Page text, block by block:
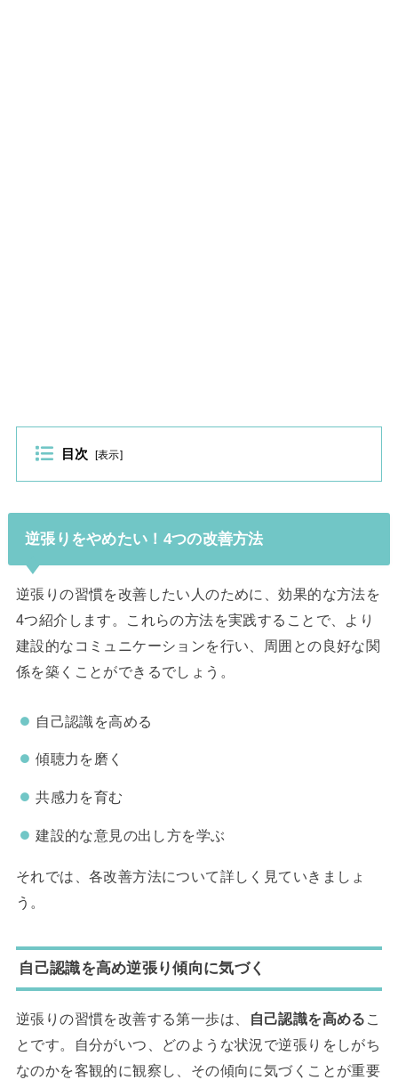
目次 [表示]
逆張りをやめたい！4つの改善方法
逆張りの習慣を改善したい人のために、効果的な方法を
4つ紹介します。これらの方法を実践することで、より
建設的なコミュニケーションを行い、周囲との良好な関
係を築くことができるでしょう。
自己認識を高める
傾聴力を磨く
共感力を育む
建設的な意見の出し方を学ぶ
それでは、各改善方法について詳しく見ていきましょ
う。
自己認識を高め逆張り傾向に気づく
逆張りの習慣を改善する第一歩は、 自己認識を高める こ
とです。自分がいつ、どのような状況で逆張りをしがち
なのかを客観的に観察し、その傾向に気づくことが重要